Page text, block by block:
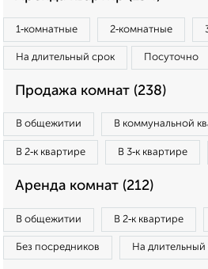
1‑комнатные 2‑комнатные
На длительный срок Посуточно
Продажа комнат (238)
В общежитии В коммунальной
В 2‑к квартире В 3‑к квартире
Аренда комнат (212)
В общежитии В 2‑к квартире
Без посредников На длительный